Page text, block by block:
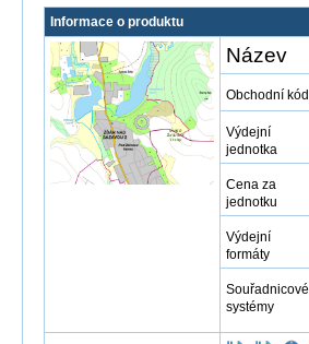
Informace o produktu
Název
Obchodní kód
Výdejní
jednotka
Cena za
jednotku
Výdejní
formáty
Souřadnicové
systémy